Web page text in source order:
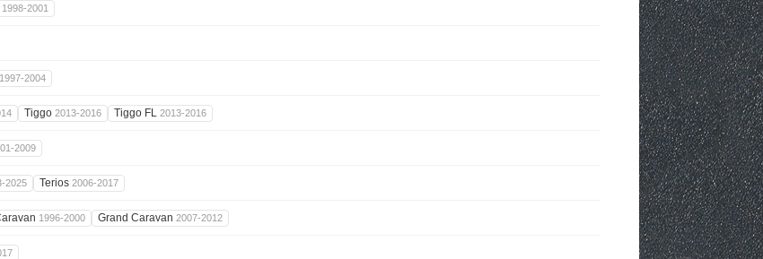
1998-2001
1997-2004
Tiggo 2013-2016 Tiggo FL 2013-2016
2009
2025 Terios 2006-2017
1996-2000 Grand Caravan 2007-2012